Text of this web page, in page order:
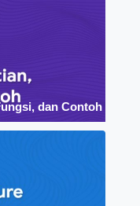
dan Contoh